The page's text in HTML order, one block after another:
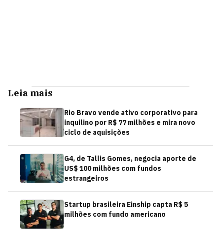
Leia mais
Rio Bravo vende ativo corporativo para
inquilino por R$ 77 milhões e mira novo
ciclo de aquisições
G4, de Tallis Gomes, negocia aporte de
US$ 100 milhões com fundos
estrangeiros
Startup brasileira Einship capta R$ 5
milhões com fundo americano